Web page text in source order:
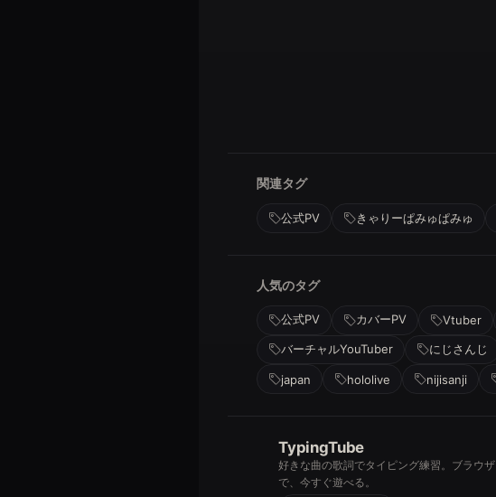
関連タグ
公式PV きゃりーぱみゅぱみゅ
人気のタグ
公式PV カバーPV Vtuber
バーチャルYouTuber にじさんじ
japan hololive nijisanji
TypingTube
好きな曲の歌詞でタイピング練習。ブラウザ
で、今すぐ遊べる。